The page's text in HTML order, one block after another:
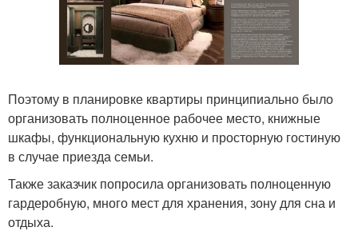
Поэтому в планировке квартиры принципиально было
организовать полноценное рабочее место, книжные
шкафы, функциональную кухню и просторную гостиную
в случае приезда семьи.
Также заказчик попросила организовать полноценную
гардеробную, много мест для хранения, зону для сна и
отдыха.